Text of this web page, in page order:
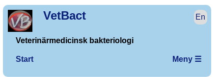
VetBact En
Veterinärmedicinsk bakteriologi
Start Meny ☰